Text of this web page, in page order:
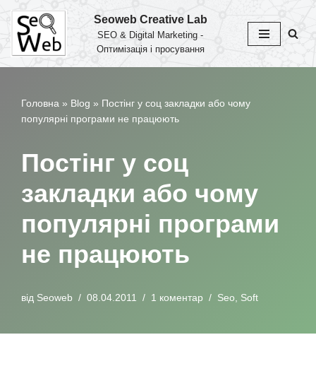
Перейти
до
Seoweb Creative Lab
SEO & Digital Marketing -
Оптимізація і просування
Головна » Blog » Постінг у соц закладки або чому
популярні програми не працюють
Постінг у соц
закладки або чому
популярні програми
не працюють
від Seoweb 08.04.2011 1 коментар Seo, Soft